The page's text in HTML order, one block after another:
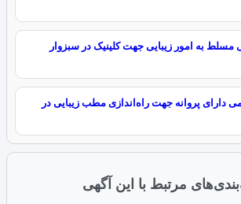
به امور زیبایی جهت کلینیک در سبزوار
دارای پروانه جهت راه‌اندازی مطب زیبایی در
مرتبط با این آگهی